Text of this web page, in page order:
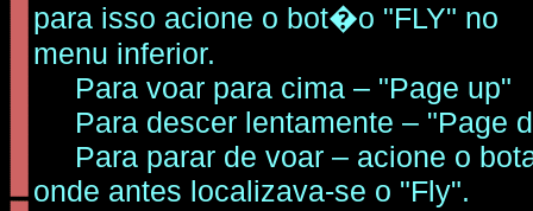
para isso acione o bot�o "FLY" no
menu inferior.
Para voar para cima – "Page up"
Para descer lentamente – "Page
Para parar de voar – acione o
onde antes localizava-se o "Fly".